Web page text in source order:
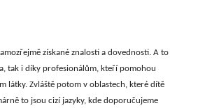
získané znalosti a dovednosti. A to
tak i díky profesionálům, kteří pomohou
látky. Zvláště potom v oblastech, které dítě
to jsou cizí jazyky, kde doporučujeme